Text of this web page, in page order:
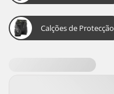
Calções de Protecção